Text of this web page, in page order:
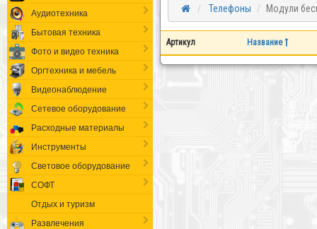
Аудиотехника
Бытовая техника
Фото и видео техника
Оргтехника и мебель
Видеонаблюдение
Сетевое оборудование
Расходные материалы
Инструменты
Световое оборудование
СОФТ
Отдых и туризм
Развлечения
Телефоны Модули
Артикул Название